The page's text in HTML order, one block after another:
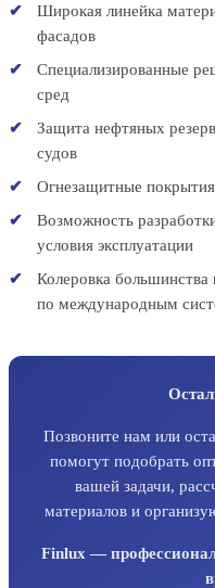
Широкая линейка
фасадов
Специализированные
сред
Защита нефтяных
судов
Огнезащитные
Возможность
условия эксплуатации
Колеровка большинства
по международным
Позвоните нам или
помогут подобрать
вашей задачи,
материалов и
Finlux —